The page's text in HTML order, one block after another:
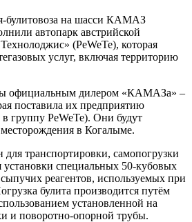
булитовоза на шасси КАМАЗ
автопарк австрийской
(PeWeTe), которая
услуг, включая территорию
официальным дилером «КАМАЗа» –
поставила их предприятию
группу PeWeTe). Они будут
в Когалыме.
для транспортировки, самопогрузки
установки специальных 50-кубовых
реагентов, используемых при
булита производится путём
установленной на
и поворотно-опорной трубы.